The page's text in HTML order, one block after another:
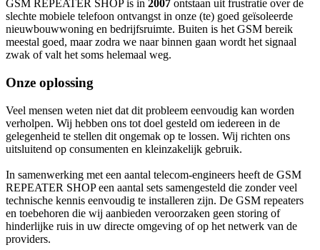
GSM REPEATER SHOP is in 2007 ontstaan uit frustratie over de
slechte mobiele telefoon ontvangst in onze (te) goed geïsoleerde
nieuwbouwwoning en bedrijfsruimte. Buiten is het GSM bereik
meestal goed, maar zodra we naar binnen gaan wordt het signaal
zwak of valt het soms helemaal weg.
Onze oplossing
Veel mensen weten niet dat dit probleem eenvoudig kan worden
verholpen. Wij hebben ons tot doel gesteld om iedereen in de
gelegenheid te stellen dit ongemak op te lossen. Wij richten ons
uitsluitend op consumenten en kleinzakelijk gebruik.
In samenwerking met een aantal telecom-engineers heeft de GSM
REPEATER SHOP een aantal sets samengesteld die zonder veel
technische kennis eenvoudig te installeren zijn. De GSM repeaters
en toebehoren die wij aanbieden veroorzaken geen storing of
hinderlijke ruis in uw directe omgeving of op het netwerk van de
providers.